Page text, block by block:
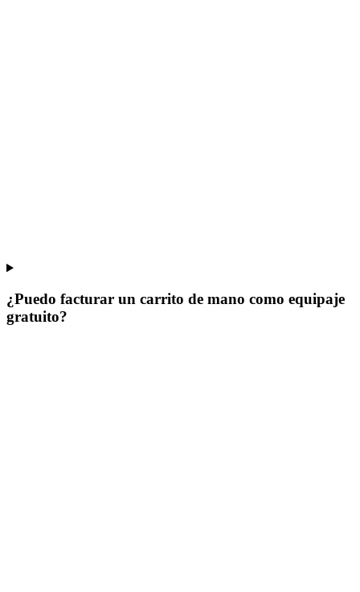
¿Puedo facturar un carrito de mano como equipaje
gratuito?